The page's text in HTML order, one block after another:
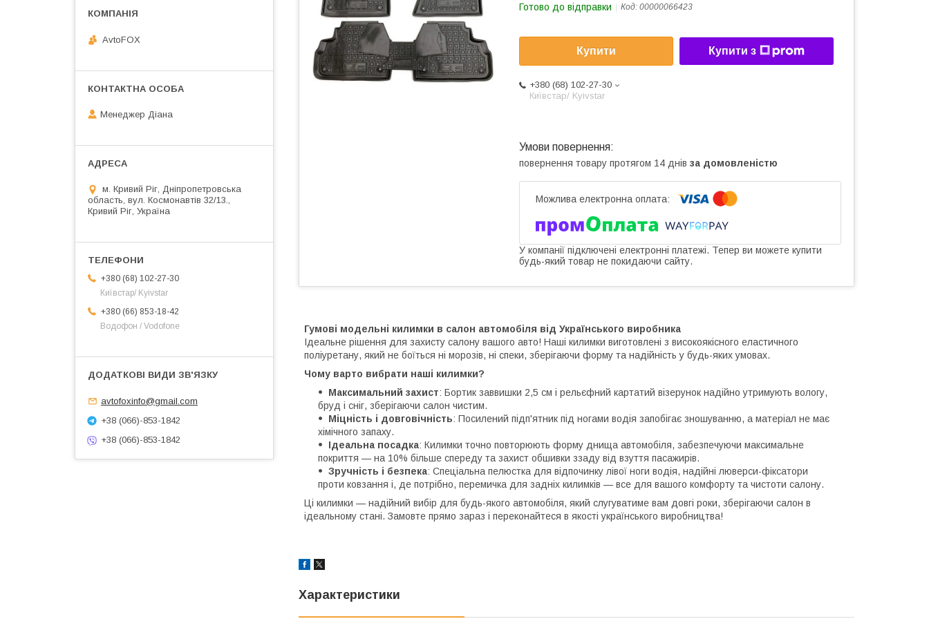
Готово до відправки Код: 00000066423
Купити Купити з
+380 (68) 102-27-30
Київстар/ Kyivstar
повернення товару протягом 14 днів за домовленістю
У компанії підключені електронні платежі. Тепер ви можете купити
будь-який товар не покидаючи сайту.
Гумові модельні килимки в салон автомобіля від Українського виробника
Ідеальне рішення для захисту салону вашого авто! Наші килимки виготовлені з високоякісного еластичного
поліуретану, який не боїться ні морозів, ні спеки, зберігаючи форму та надійність у будь-яких умовах.
Чому варто вибрати наші килимки?
Максимальний захист: Бортик заввишки 2,5 см і рельєфний картатий візерунок надійно утримують вологу,
бруд і сніг, зберігаючи салон чистим.
Міцність і довговічність: Посилений підп'ятник під ногами водія запобігає зношуванню, а матеріал не має
хімічного запаху.
Ідеальна посадка: Килимки точно повторюють форму днища автомобіля, забезпечуючи максимальне
покриття — на 10% більше спереду та захист обшивки ззаду від взуття пасажирів.
Зручність і безпека: Спеціальна пелюстка для відпочинку лівої ноги водія, надійні люверси-фіксатори
проти ковзання і, де потрібно, перемичка для задніх килимків — все для вашого комфорту та чистоти салону.
Ці килимки — надійний вибір для будь-якого автомобіля, який слугуватиме вам довгі роки, зберігаючи салон в
ідеальному стані. Замовте прямо зараз і переконайтеся в якості українського виробництва!
Характеристики
AvtoFOX
Менеджер Діана
м. Кривий Ріг, Дніпропетровська
область, вул. Космонавтів 32/13.,
Кривий Ріг, Україна
+380 (68) 102-27-30
Київстар/ Kyivstar
+380 (66) 853-18-42
Водофон / Vodofone
avtofoxinfo@gmail.com
+38 (066)-853-1842
+38 (066)-853-1842